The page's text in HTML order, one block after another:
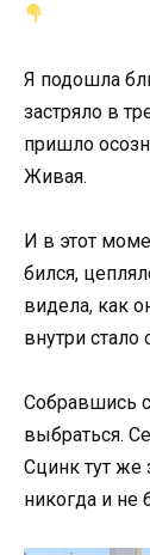
Я подошла
застряло в
пришло
Живая.
И в этот
бился,
видела, как
внутри
Собравшись
выбраться.
Сцинк тут же
никогда и не